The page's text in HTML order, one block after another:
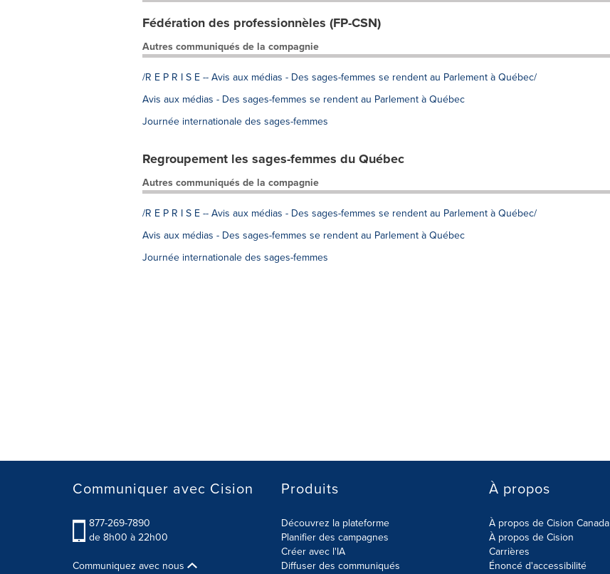
Fédération des professionnèles (FP-CSN)
Autres communiqués de la compagnie
/R E P R I S E -- Avis aux médias - Des sages-femmes se rendent au Parlement à Québec/
Avis aux médias - Des sages-femmes se rendent au Parlement à Québec
Journée internationale des sages-femmes
Regroupement les sages-femmes du Québec
Autres communiqués de la compagnie
/R E P R I S E -- Avis aux médias - Des sages-femmes se rendent au Parlement à Québec/
Avis aux médias - Des sages-femmes se rendent au Parlement à Québec
Journée internationale des sages-femmes
Communiquer avec Cision
877-269-7890
de 8h00 à 22h00
Communiquez avec nous
Produits
Découvrez la plateforme
Planifier des campagnes
Créer avec l'IA
Diffuser des communiqués
À propos
À propos de Cision Canada
À propos de Cision
Carrières
Énoncé d'accessibilité